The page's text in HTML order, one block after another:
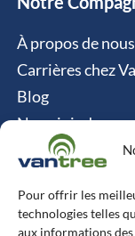
Pour offrir les
technologies telles
aux informations
À propos de nous
Carrières chez
Blog
Nous joindre
Politique
Contact
Vantree